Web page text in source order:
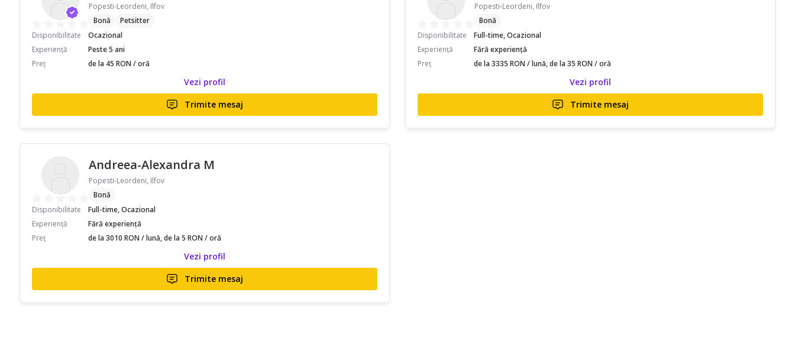
Popesti-Leordeni, Ilfov
Bonă
Petsitter
Disponibilitate
Ocazional
Experiență
Peste 5 ani
Preț
de la 45 RON / oră
Vezi profil
Trimite mesaj
Popesti-Leordeni, Ilfov
Bonă
Disponibilitate
Full-time, Ocazional
Experiență
Fără experiență
Preț
de la 3335 RON / lună, de la 35 RON / oră
Vezi profil
Trimite mesaj
Andreea-Alexandra M
Popesti-Leordeni, Ilfov
Bonă
Disponibilitate
Full-time, Ocazional
Experiență
Fără experiență
Preț
de la 3010 RON / lună, de la 5 RON / oră
Vezi profil
Trimite mesaj